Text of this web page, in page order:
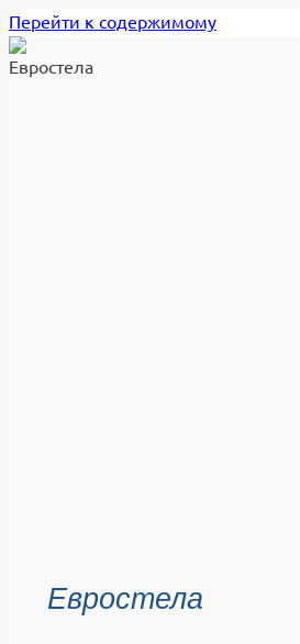
Перейти к содержимому
Евростела